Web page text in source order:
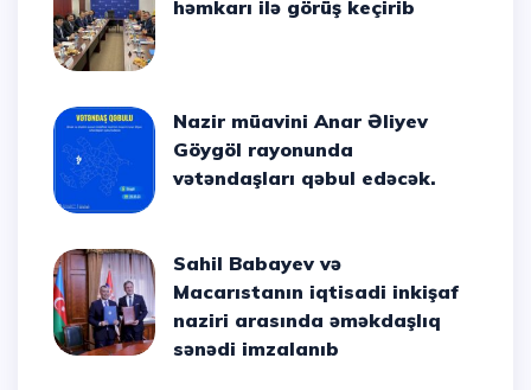
həmkarı ilə görüş keçirib
Nazir müavini Anar Əliyev
Göygöl rayonunda
vətəndaşları qəbul edəcək.
Sahil Babayev və
Macarıstanın iqtisadi inkişaf
naziri arasında əməkdaşlıq
sənədi imzalanıb